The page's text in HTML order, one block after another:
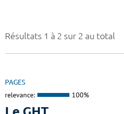
Résultats 1 à 2 sur 2 au total
PAGES
relevance: 100%